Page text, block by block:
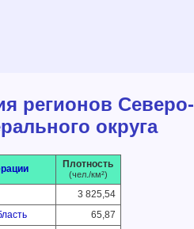
регионов Северо-
округа
Плотность
(чел./км²)
3 825,54
65,87